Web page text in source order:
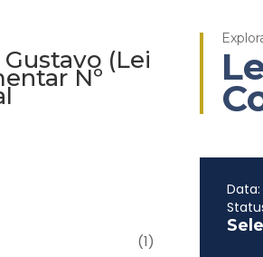
(Lei
Nº
(1)